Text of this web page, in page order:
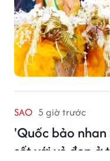
SAO 5 giờ trước
'Quốc bảo nhan
sốt với vẻ đẹp ở